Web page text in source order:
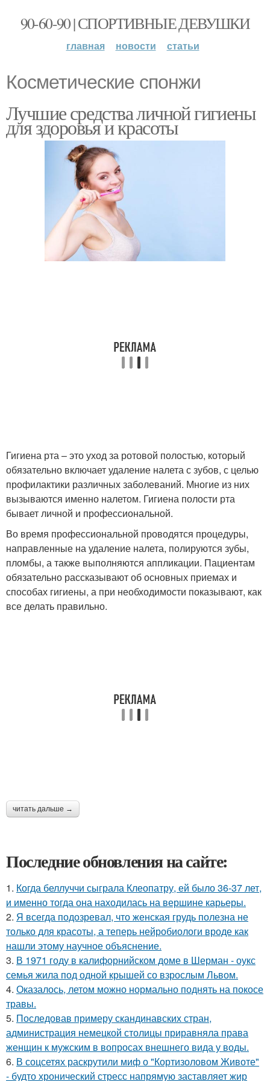
90-60-90 | СПОРТИВНЫЕ ДЕВУШКИ
главная новости статьи
Косметические спонжи
Лучшие средства личной гигиены
для здоровья и красоты
Гигиена рта – это уход за ротовой полостью, который
обязательно включает удаление налета с зубов, с целью
профилактики различных заболеваний. Многие из них
вызываются именно налетом. Гигиена полости рта
бывает личной и профессиональной.
Во время профессиональной проводятся процедуры,
направленные на удаление налета, полируются зубы,
пломбы, а также выполняются аппликации. Пациентам
обязательно рассказывают об основных приемах и
способах гигиены, а при необходимости показывают, как
все делать правильно.
читать дальше →
Последние обновления на сайте:
1. Когда беллуччи сыграла Клеопатру, ей было 36-37 лет,
и именно тогда она находилась на вершине карьеры.
2. Я всегда подозревал, что женская грудь полезна не
только для красоты, а теперь нейробиологи вроде как
нашли этому научное объяснение.
3. В 1971 году в калифорнийском доме в Шерман - оукс
семья жила под одной крышей со взрослым Львом.
4. Оказалось, летом можно нормально поднять на покосе
травы.
5. Последовав примеру скандинавских стран,
администрация немецкой столицы приравняла права
женщин к мужским в вопросах внешнего вида у воды.
6. В соцсетях раскрутили миф о "Кортизоловом Животе"
- будто хронический стресс напрямую заставляет жир